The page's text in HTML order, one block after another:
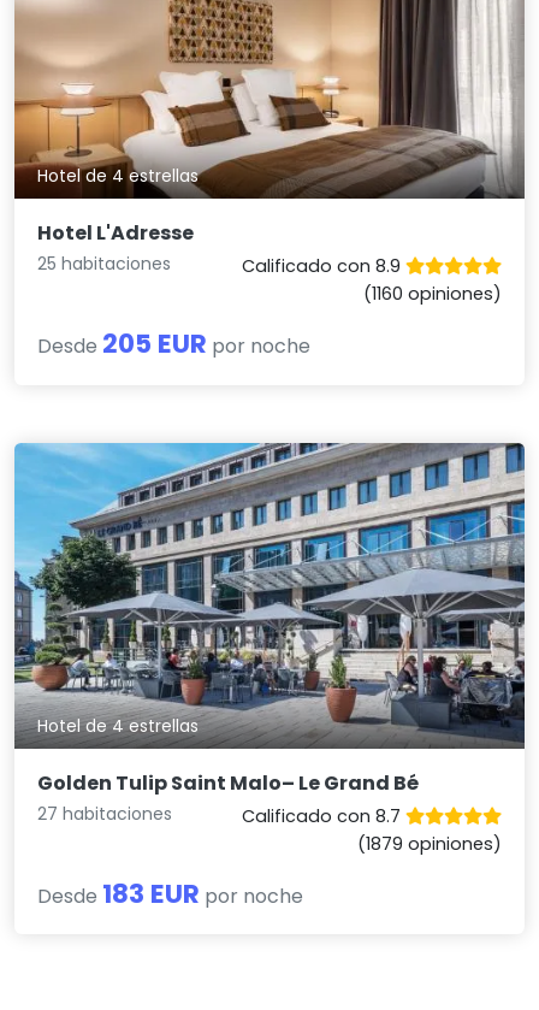
Hotel de 4 estrellas
Hotel L'Adresse
25 habitaciones
Calificado con 8.9
(1160 opiniones)
Desde 205 EUR por noche
Hotel de 4 estrellas
Golden Tulip Saint Malo– Le Grand Bé
27 habitaciones
Calificado con 8.7
(1879 opiniones)
Desde 183 EUR por noche